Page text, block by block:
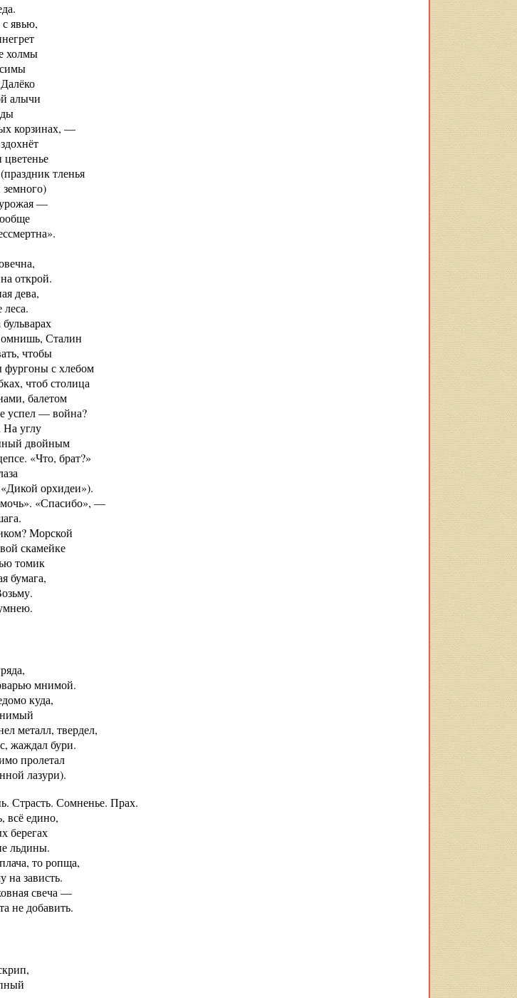
явью,
холмы
алычи
корзинах, —
тленья
урожая —
открой.
дева,
леса.
Сталин
чтобы
фургоны с хлебом
чтоб столица
балетом
успел — война?
На углу
двойным
«Что, брат?»
орхидеи»).
«Спасибо», —
Морской
скамейке
томик
бумага,
мнимой.
куда,
металл, твердел,
жаждал бури.
пролетал
лазури).
Страсть. Сомненье. Прах.
всё едино,
берегах
льдины.
то ропща,
на зависть.
свеча —
не добавить.